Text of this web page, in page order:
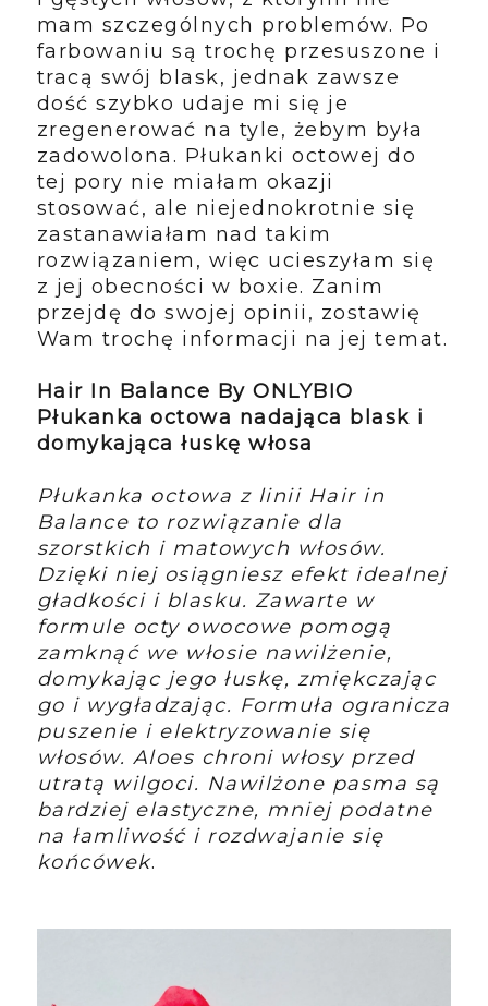
mam szczególnych problemów. Po
farbowaniu są trochę przesuszone i
tracą swój blask, jednak zawsze
dość szybko udaje mi się je
zregenerować na tyle, żebym była
zadowolona. Płukanki octowej do
tej pory nie miałam okazji
stosować, ale niejednokrotnie się
zastanawiałam nad takim
rozwiązaniem, więc ucieszyłam się
z jej obecności w boxie. Zanim
przejdę do swojej opinii, zostawię
Wam trochę informacji na jej temat.
Hair In Balance By ONLYBIO
Płukanka octowa nadająca blask i
domykająca łuskę włosa
Płukanka octowa z linii Hair in
Balance to rozwiązanie dla
szorstkich i matowych włosów.
Dzięki niej osiągniesz efekt idealnej
gładkości i blasku. Zawarte w
formule octy owocowe pomogą
zamknąć we włosie nawilżenie,
domykając jego łuskę, zmiękczając
go i wygładzając. Formuła ogranicza
puszenie i elektryzowanie się
włosów. Aloes chroni włosy przed
utratą wilgoci. Nawilżone pasma są
bardziej elastyczne, mniej podatne
na łamliwość i rozdwajanie się
końcówek.